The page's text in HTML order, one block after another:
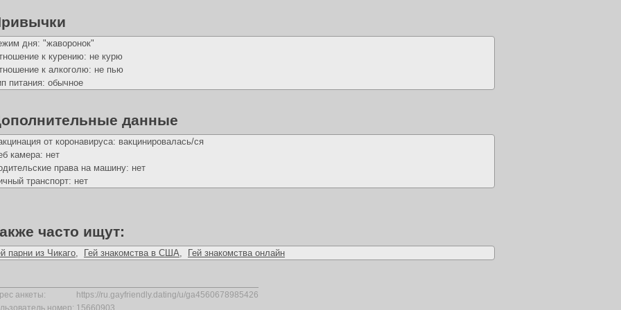
дня: "жаворонок"
к курению: не курю
к алкоголю: не пью
питания: обычное
данные
от коронавируса: вакцинировалась/ся
камера: нет
права на машину: нет
транспорт: нет
часто ищут:
парни из Чикаго, Гей знакомства в США, Гей знакомства онлайн
анкеты:
https://ru.gayfriendly.dating/u/ga4560678985426
номер: 15660903